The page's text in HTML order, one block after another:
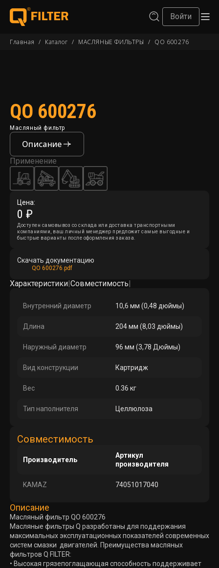
Войти
Главная / Каталог / МАСЛЯНЫЕ ФИЛЬТРЫ / QO 600276
QO 600276
Масляный фильтр
Описание
Применение
Цена:
0 ₽
Доступен самовывоз со склада или доставка транспортными
компаниями, ваш личный менеджер предложит самые выгодные и
быстрые варианты после оформления заказа.
Скачать документацию
QO 600276.pdf
Характеристики|Совместимость|
Внутренний диаметр 10,6 мм (0,48 дюймы)
Длина 204 мм (8,03 дюймы)
Наружный диаметр 96 мм (3,78 Дюймы)
Вид конструкции Картридж
Вес 0.36 кг
Тип наполнителя Целлюлоза
Совместимость
Производитель
Артикул
производителя
KAMAZ 74051017040
Описание
Масляный фильтр QO 600276
Масляные фильтры Q разработаны для поддержания
максимальных эксплуатационных показателей современных
систем смазки двигателей. Преимущества масляных
фильтров Q FILTER:
• Высокая грязепоглащающая способность поддерживает